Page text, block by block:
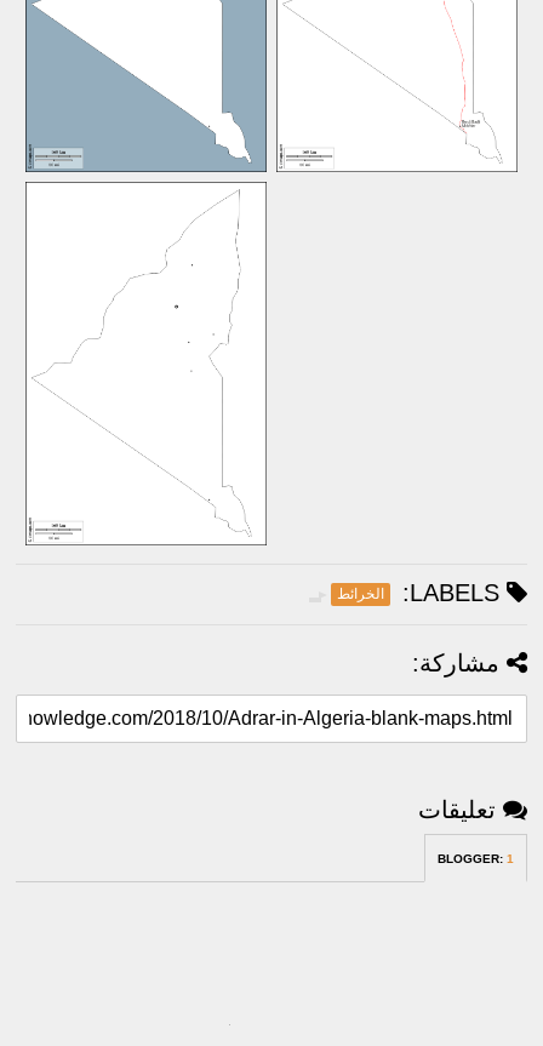
LABELS: الخرائط
مشاركة:
تعليقات
BLOGGER: 1